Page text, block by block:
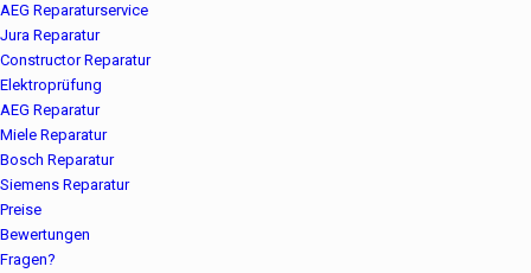
AEG Reparaturservice
Jura Reparatur
Constructor Reparatur
Elektroprüfung
AEG Reparatur
Miele Reparatur
Bosch Reparatur
Siemens Reparatur
Preise
Bewertungen
Fragen?